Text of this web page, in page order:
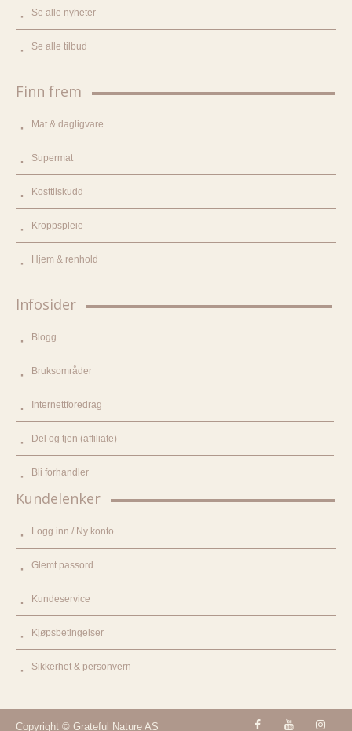
Se alle nyheter
Se alle tilbud
Finn frem
Mat & dagligvare
Supermat
Kosttilskudd
Kroppspleie
Hjem & renhold
Infosider
Blogg
Bruksområder
Internettforedrag
Del og tjen (affiliate)
Bli forhandler
Kundelenker
Logg inn / Ny konto
Glemt passord
Kundeservice
Kjøpsbetingelser
Sikkerhet & personvern
Copyright © Grateful Nature AS